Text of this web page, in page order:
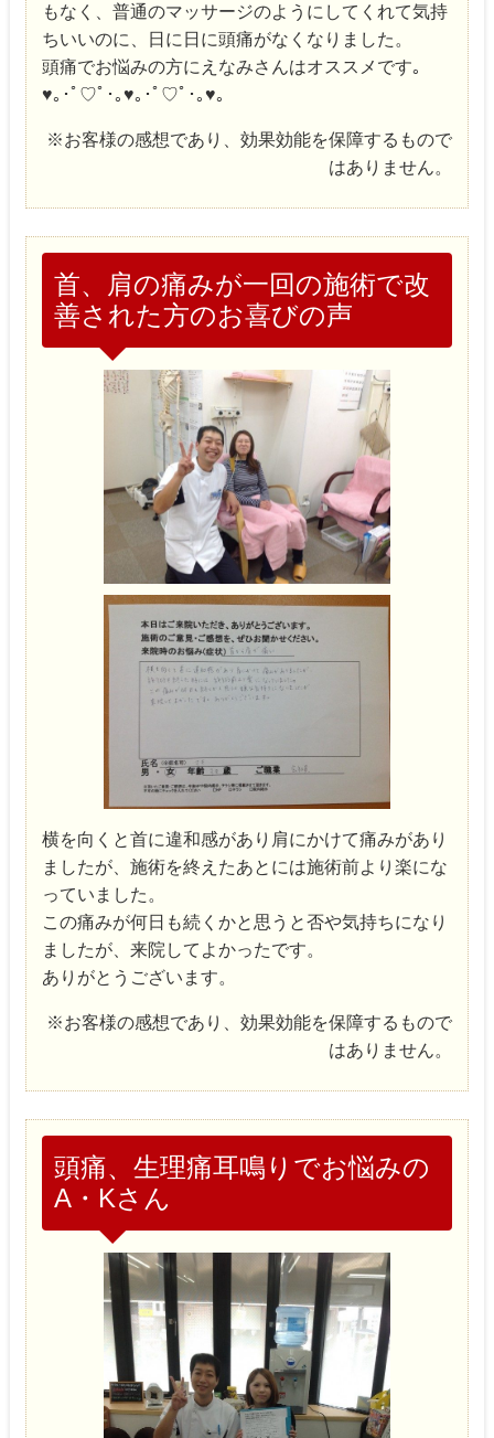
もなく、普通のマッサージのようにしてくれて気持
ちいいのに、日に日に頭痛がなくなりました。
頭痛でお悩みの方にえなみさんはオススメです｡
♥｡･ﾟ♡ﾟ･｡♥｡･ﾟ♡ﾟ･｡♥｡
※お客様の感想であり、効果効能を保障するもので
はありません。
首、肩の痛みが一回の施術で改
善された方のお喜びの声
横を向くと首に違和感があり肩にかけて痛みがあり
ましたが、施術を終えたあとには施術前より楽にな
っていました。
この痛みが何日も続くかと思うと否や気持ちになり
ましたが、来院してよかったです。
ありがとうございます。
※お客様の感想であり、効果効能を保障するもので
はありません。
頭痛、生理痛耳鳴りでお悩みの
A・Kさん